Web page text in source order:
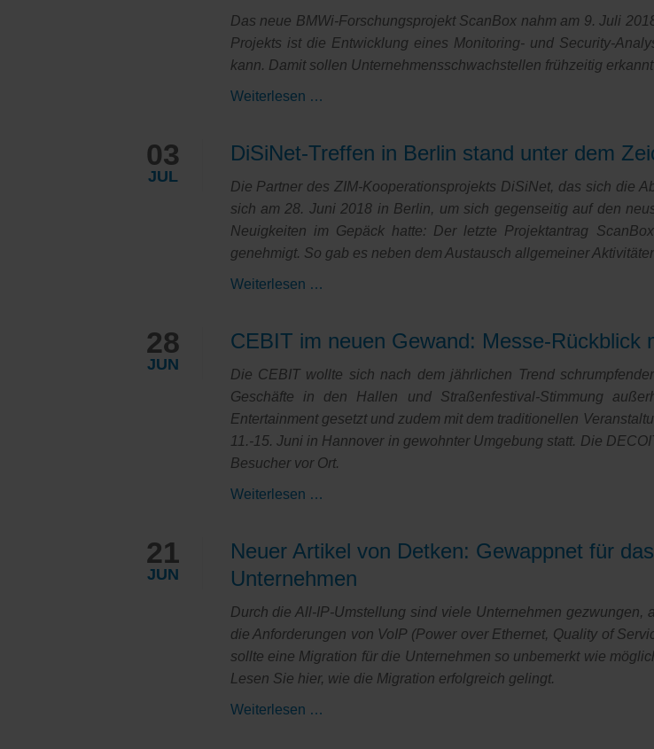
Das neue BMWi-Forschungsprojekt ScanBox nahm am 9. Juli
Projekts ist die Entwicklung eines Monitoring- und Security-
kann. Damit sollen Unternehmensschwachstellen frühzeitig
Weiterlesen …
Monitoring-
&
Security-
Analysetool
für
KRITIS
03
JUL
DiSiNet-Treffen in Berlin stand unter dem
Die Partner des ZIM-Kooperationsprojekts DiSiNet, das sich die
sich am 28. Juni 2018 in Berlin, um sich gegenseitig auf den
Neuigkeiten im Gepäck hatte: Der letzte Projektantrag
genehmigt. So gab es neben dem Austausch allgemeiner
Weiterlesen …
Berlin
stand
unter
dem
Zeichen
neuer
28
JUN
CEBIT im neuen Gewand: Messe-Rückblick
Die CEBIT wollte sich nach dem jährlichen Trend
Geschäfte in den Hallen und Straßenfestival-Stimmung
Entertainment gesetzt und zudem mit dem traditionellen
11.-15. Juni in Hannover in gewohnter Umgebung statt. Die
Besucher vor Ort.
Weiterlesen …
Gewand:
Messe-
Rückblick
erhöhtem
Spaßfaktor
21
JUN
Neuer Artikel von Detken: Gewappnet für
Unternehmen
Durch die All-IP-Umstellung sind viele Unternehmen
die Anforderungen von VoIP (Power over Ethernet, Quality of
sollte eine Migration für die Unternehmen so unbemerkt wie
Lesen Sie hier, wie die Migration erfolgreich gelingt.
Weiterlesen …